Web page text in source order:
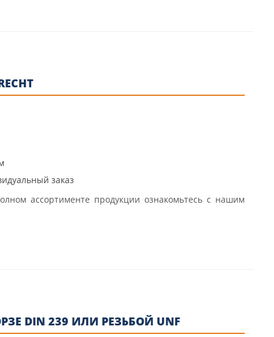
заказ
ассортименте продукции ознакомьтесь с нашим
DIN 239 ИЛИ РЕЗЬБОЙ UNF